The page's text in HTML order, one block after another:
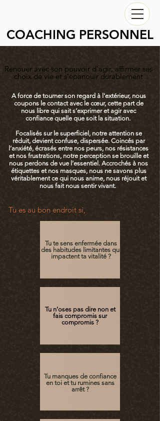
COACHING PERSONNEL
Renouer avec son pouvoir d’agir, affirmer ses
choix de vie et s’épanouir durablement
A force de tourner son regard à l'extérieur, nous
coupons le contact avec le cœur, cette part de
nous libre qui sait s’exprimer et agir avec
confiance quelle que soit la situation.
Focalisés sur le superficiel, notre attention se
réduit, devient confuse, dispersée. Coincés par
l’anxiété, écrasés entre nos peurs, nos résistances
et nos frustrations, notre perception se brouille et
nous perdons de vue l’essentiel. Accrochés à nos
étiquettes et nos masques, nous ne savons plus
véritablement ce qui nous anime, nous réjouit et
nous fait nous sentir vivant.
Tu es au bon endroit si,
Tu te sens enfermée dans
des habitudes limitantes qui
impactent ta vitalité ?
Tu n’oses pas dire non et
fais compromis sur
compromis ?
Tu manques de confiance
en toi et tu rumines sans
arrêt ?